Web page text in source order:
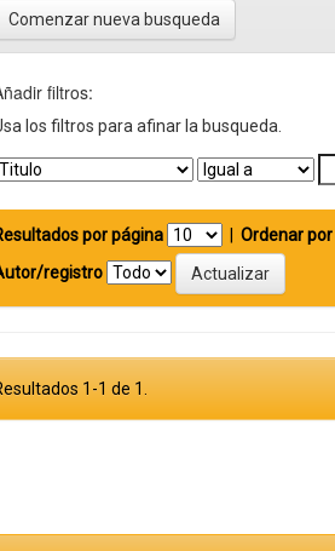
Comenzar nueva busqueda
filtros:
los filtros para afinar la busqueda.
por página Ordenar por
registro
1-1 de 1.